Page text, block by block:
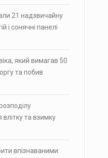
21 надзвичайну
і сонячні панелі
який вимагав 50
та побив
влітку та взимку
впізнаваними: